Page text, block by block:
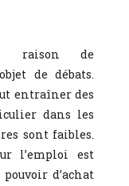
raison de
de débats.
entraîner des
dans les
sont faibles.
l’emploi est
d’achat